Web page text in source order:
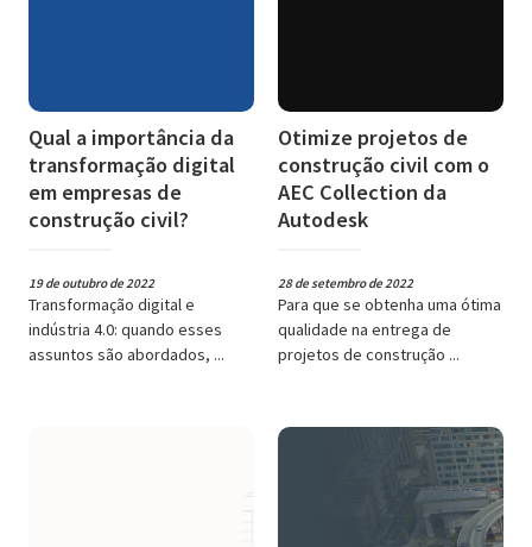
Qual a importância da
transformação digital
em empresas de
construção civil?
19 de outubro de 2022
Transformação digital e
indústria 4.0: quando esses
assuntos são abordados, ...
Otimize projetos de
construção civil com o
AEC Collection da
Autodesk
28 de setembro de 2022
Para que se obtenha uma ótima
qualidade na entrega de
projetos de construção ...